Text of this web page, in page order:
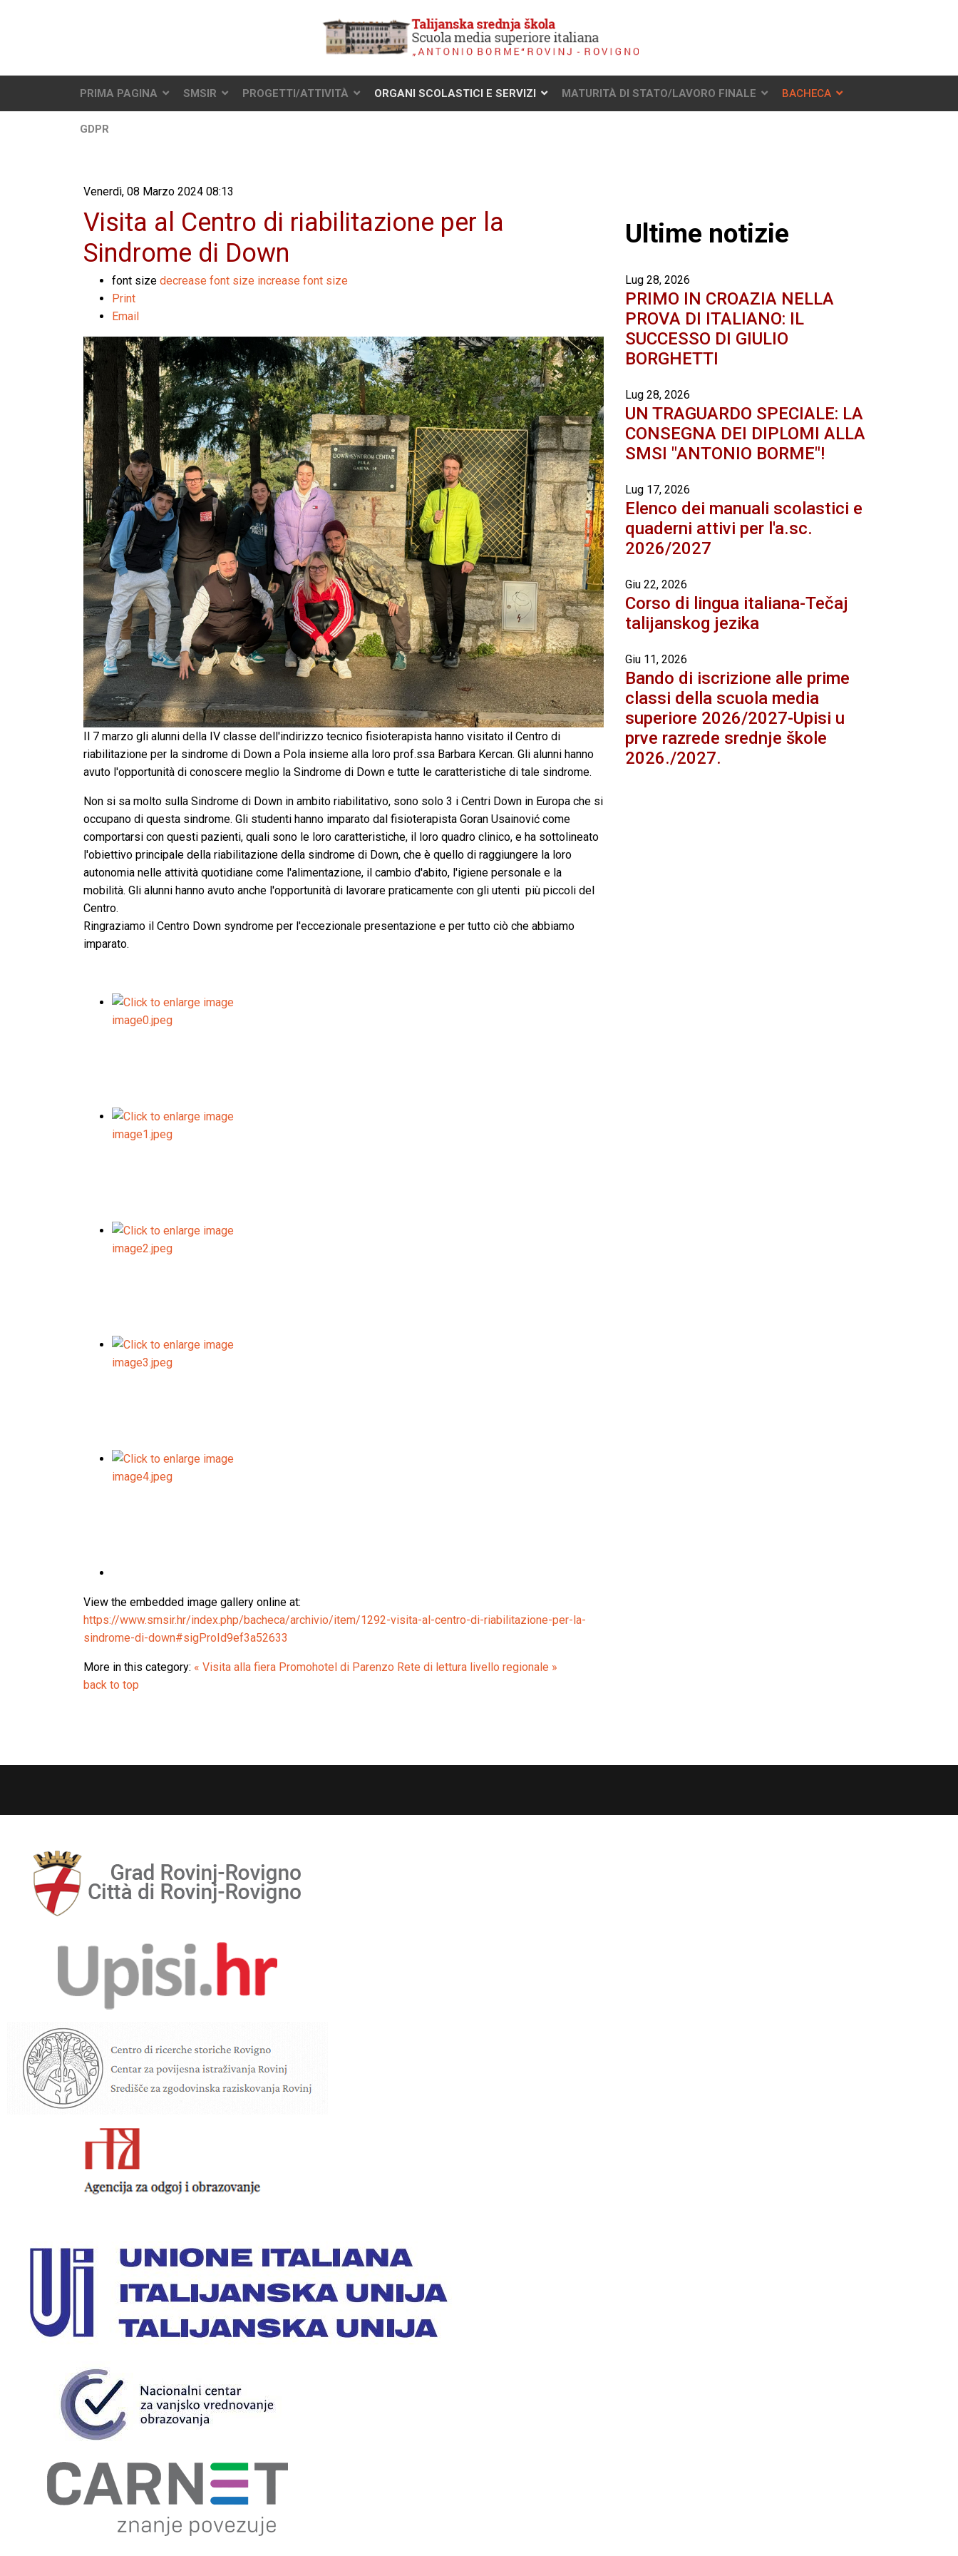
PRIMA PAGINA SMSIR PROGETTI/ATTIVITÀ ORGANI SCOLASTICI E SERVIZI MATURITÀ DI STATO/LAVORO FINALE BACHECA
GDPR
Venerdì, 08 Marzo 2024 08:13
Visita al Centro di riabilitazione per la
Sindrome di Down
font size decrease font size increase font size
Print
Email
Il 7 marzo gli alunni della IV classe dell'indirizzo tecnico fisioterapista hanno visitato il Centro di
riabilitazione per la sindrome di Down a Pola insieme alla loro prof.ssa Barbara Kercan. Gli alunni hanno
avuto l'opportunità di conoscere meglio la Sindrome di Down e tutte le caratteristiche di tale sindrome.
Non si sa molto sulla Sindrome di Down in ambito riabilitativo, sono solo 3 i Centri Down in Europa che si
occupano di questa sindrome. Gli studenti hanno imparato dal fisioterapista Goran Usainović come
comportarsi con questi pazienti, quali sono le loro caratteristiche, il loro quadro clinico, e ha sottolineato
l'obiettivo principale della riabilitazione della sindrome di Down, che è quello di raggiungere la loro
autonomia nelle attività quotidiane come l'alimentazione, il cambio d'abito, l'igiene personale e la
mobilità. Gli alunni hanno avuto anche l'opportunità di lavorare praticamente con gli utenti più piccoli del
Centro.
Ringraziamo il Centro Down syndrome per l'eccezionale presentazione e per tutto ciò che abbiamo
imparato.
View the embedded image gallery online at:
https://www.smsir.hr/index.php/bacheca/archivio/item/1292-visita-al-centro-di-riabilitazione-per-la-
sindrome-di-down#sigProId9ef3a52633
More in this category: « Visita alla fiera Promohotel di Parenzo Rete di lettura livello regionale »
back to top
Ultime notizie
Lug 28, 2026
PRIMO IN CROAZIA NELLA
PROVA DI ITALIANO: IL
SUCCESSO DI GIULIO
BORGHETTI
Lug 28, 2026
UN TRAGUARDO SPECIALE: LA
CONSEGNA DEI DIPLOMI ALLA
SMSI "ANTONIO BORME"!
Lug 17, 2026
Elenco dei manuali scolastici e
quaderni attivi per l'a.sc.
2026/2027
Giu 22, 2026
Corso di lingua italiana-Tečaj
talijanskog jezika
Giu 11, 2026
Bando di iscrizione alle prime
classi della scuola media
superiore 2026/2027-Upisi u
prve razrede srednje škole
2026./2027.